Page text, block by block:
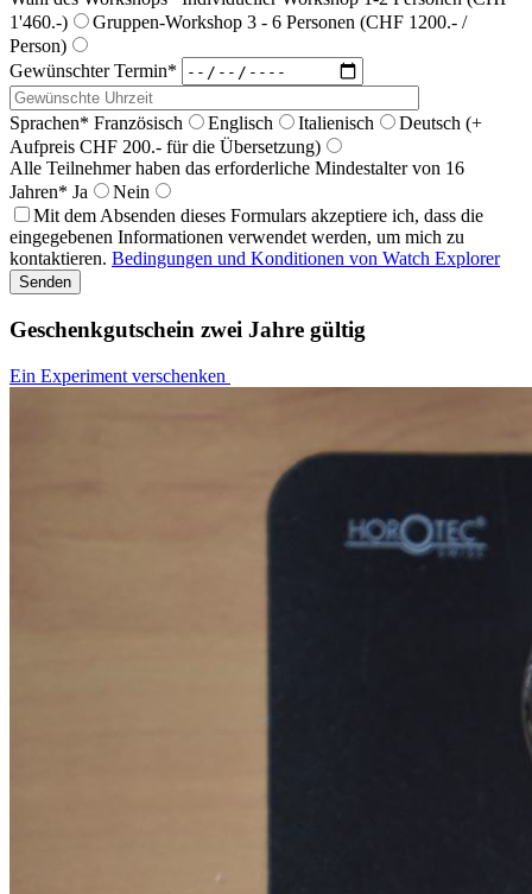
1'460.-)
Gruppen-Workshop 3 - 6 Personen (CHF 1200.- /
Person)
Gewünschter Termin*
Sprachen* Französisch Englisch Italienisch
Deutsch (+
Aufpreis CHF 200.- für die Übersetzung)
Alle Teilnehmer haben das erforderliche Mindestalter von 16
Jahren* Ja
Nein
Mit dem Absenden dieses Formulars akzeptiere ich, dass die
eingegebenen Informationen verwendet werden, um mich zu
kontaktieren. Bedingungen und Konditionen von Watch Explorer
Geschenkgutschein zwei Jahre gültig
Ein Experiment verschenken